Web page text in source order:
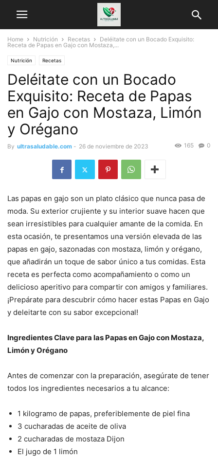
Home Nutrición Recetas
Deléitate con un Bocado Exquisito:
Receta de Papas en Gajo con Mostaza,...
Nutrición Recetas
Deléitate con un Bocado
Exquisito: Receta de Papas
en Gajo con Mostaza, Limón
y Orégano
By ultrasaludable.com - 26 de noviembre de 2023 0
165
Las papas en gajo son un plato clásico que nunca pasa de
moda. Su exterior crujiente y su interior suave hacen que
sean irresistibles para cualquier amante de la comida. En
esta ocasión, te presentamos una versión elevada de las
papas en gajo, sazonadas con mostaza, limón y orégano,
que añadirán un toque de sabor único a tus comidas. Esta
receta es perfecta como acompañamiento o como un
delicioso aperitivo para compartir con amigos y familiares.
¡Prepárate para descubrir cómo hacer estas Papas en Gajo
y deleitarte con su sabor excepcional!
Ingredientes Clave para las Papas en Gajo con Mostaza,
Limón y Orégano
Antes de comenzar con la preparación, asegúrate de tener
todos los ingredientes necesarios a tu alcance:
1 kilogramo de papas, preferiblemente de piel fina
3 cucharadas de aceite de oliva
2 cucharadas de mostaza Dijon
El jugo de 1 limón